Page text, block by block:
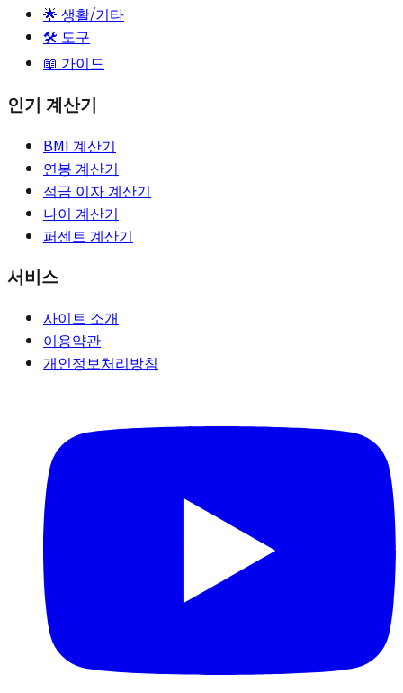
🌟 생활/기타
🛠️ 도구
📖 가이드
인기 계산기
BMI 계산기
연봉 계산기
적금 이자 계산기
나이 계산기
퍼센트 계산기
서비스
사이트 소개
이용약관
개인정보처리방침